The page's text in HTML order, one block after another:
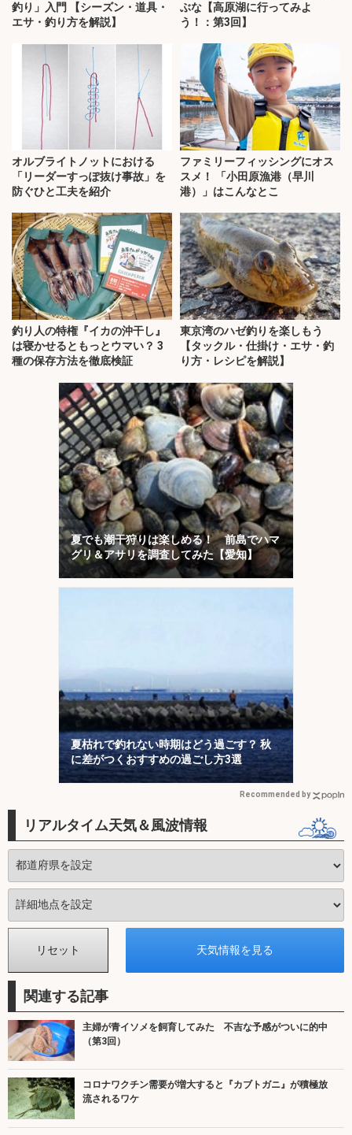
釣り」入門 【シーズン・道具・
エサ・釣り方を解説】
ぶな【高原湖に行ってみよ
う！：第3回】
オルブライトノットにおける
「リーダーすっぽ抜け事故」を
防ぐひと工夫を紹介
ファミリーフィッシングにオス
スメ！ 「小田原漁港（早川
港）」はこんなとこ
釣り人の特権『イカの沖干し』
は寝かせるともっとウマい？ 3
種の保存方法を徹底検証
東京湾のハゼ釣りを楽しもう
【タックル・仕掛け・エサ・釣
り方・レシピを解説】
夏でも潮干狩りは楽しめる！ 前島でハマ
グリ＆アサリを調査してみた【愛知】
夏枯れで釣れない時期はどう過ごす？ 秋
に差がつくおすすめの過ごし方3選
Recommended by
リアルタイム天気＆風波情報
関連する記事
主婦が青イソメを飼育してみた 不吉な予感がついに的中
（第3回）
コロナワクチン需要が増大すると『カブトガニ』が積極放
流されるワケ